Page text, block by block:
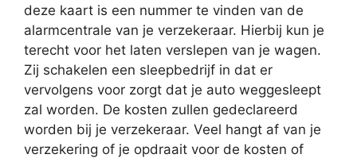
deze kaart is een nummer te vinden van de
alarmcentrale van je verzekeraar. Hierbij kun je
terecht voor het laten verslepen van je wagen.
Zij schakelen een sleepbedrijf in dat er
vervolgens voor zorgt dat je auto weggesleept
zal worden. De kosten zullen gedeclareerd
worden bij je verzekeraar. Veel hangt af van je
verzekering of je opdraait voor de kosten of